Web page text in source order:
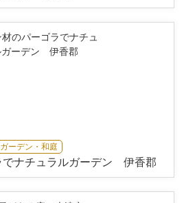
ガーデン・和庭
でナチュラルガーデン 伊香郡